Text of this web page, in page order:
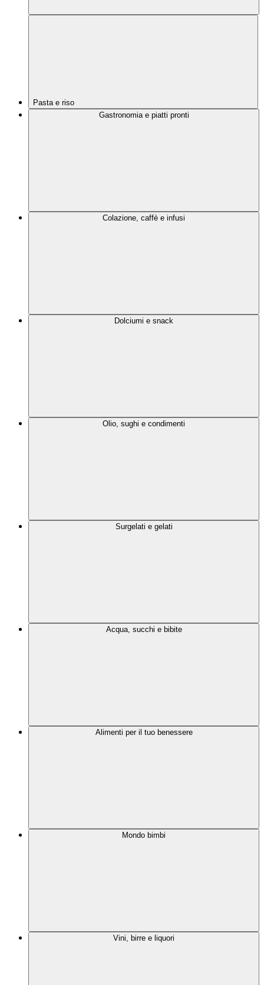
Pasta e riso
Gastronomia e piatti pronti
Colazione, caffè e infusi
Dolciumi e snack
Olio, sughi e condimenti
Surgelati e gelati
Acqua, succhi e bibite
Alimenti per il tuo benessere
Mondo bimbi
Vini, birre e liquori